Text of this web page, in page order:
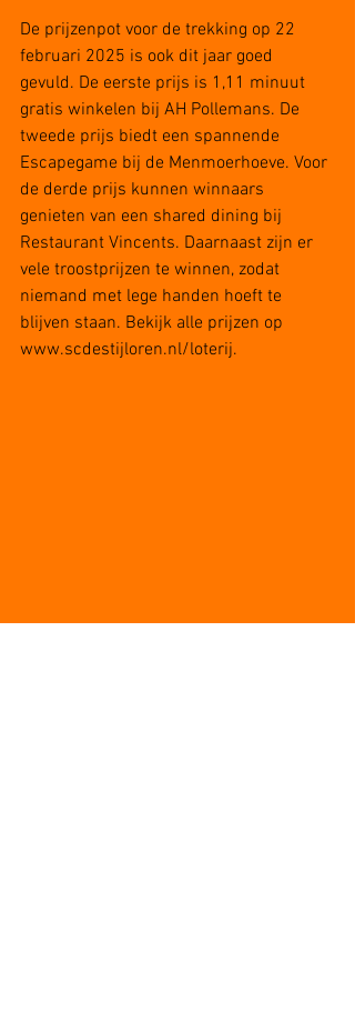
De prijzenpot voor de trekking op 22
februari 2025 is ook dit jaar goed
gevuld. De eerste prijs is 1,11 minuut
gratis winkelen bij AH Pollemans. De
tweede prijs biedt een spannende
Escapegame bij de Menmoerhoeve. Voor
de derde prijs kunnen winnaars
genieten van een shared dining bij
Restaurant Vincents. Daarnaast zijn er
vele troostprijzen te winnen, zodat
niemand met lege handen hoeft te
blijven staan. Bekijk alle prijzen op
www.scdestijloren.nl/loterij.